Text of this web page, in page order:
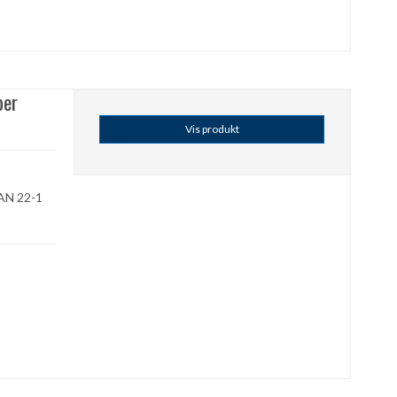
22-1
Vis produkt